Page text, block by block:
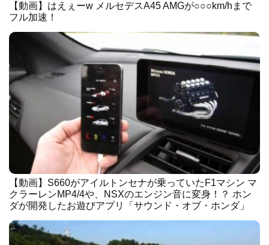
【動画】はえぇーw メルセデスA45 AMGが○○○km/hまで
フル加速！
【動画】S660がアイルトンセナが乗っていたF1マシン マ
クラーレンMP4/4や、NSXのエンジン音に変身！？ ホン
ダが開発したお遊びアプリ「サウンド・オブ・ホンダ」